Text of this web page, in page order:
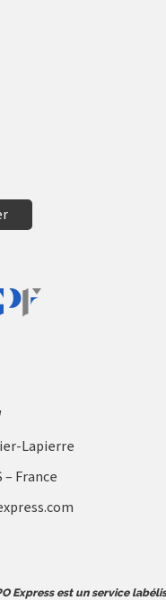
Lapierre
– France
Express est un service